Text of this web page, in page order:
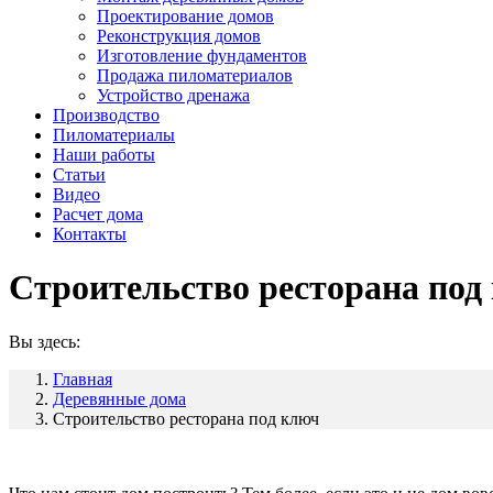
Проектирование домов
Реконструкция домов
Изготовление фундаментов
Продажа пиломатериалов
Устройство дренажа
Производство
Пиломатериалы
Наши работы
Статьи
Видео
Расчет дома
Контакты
Строительство ресторана
Вы здесь:
Главная
Деревянные дома
Строительство ресторана под ключ